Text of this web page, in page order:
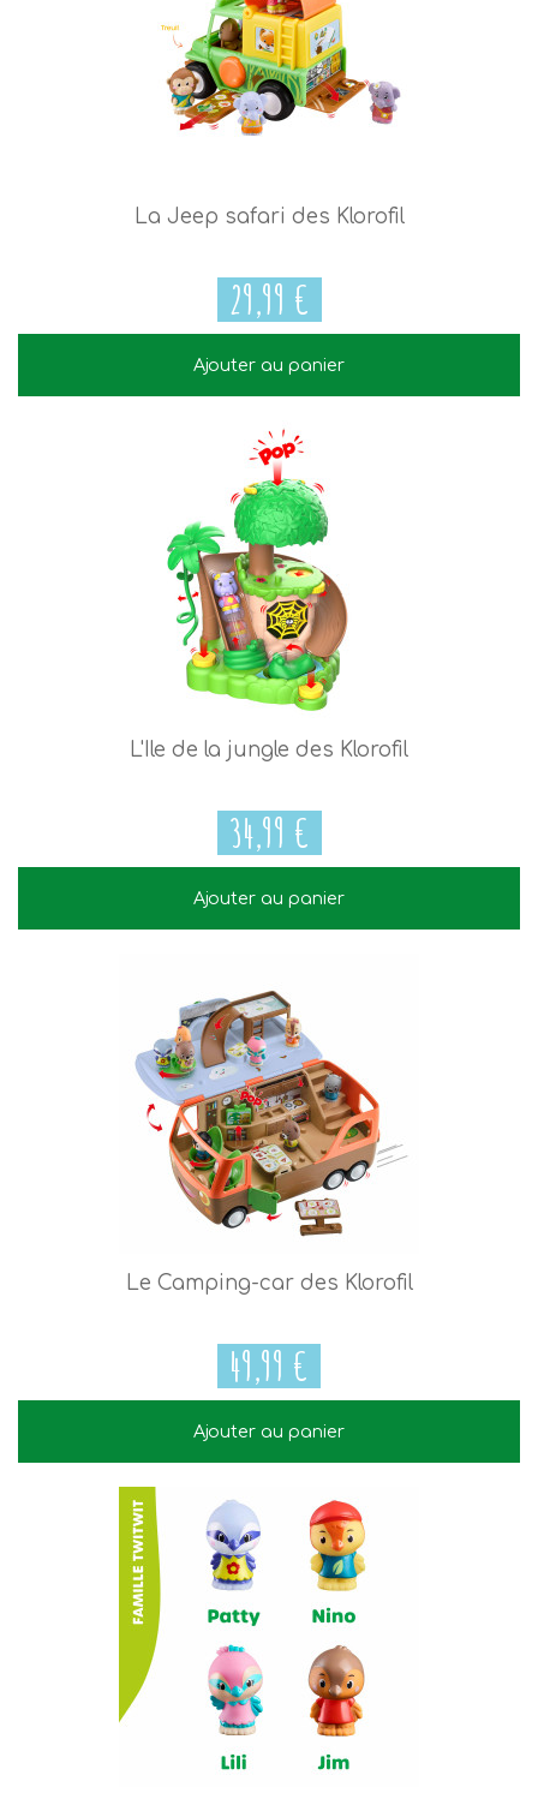
13,50 €
29,99 €
La Jeep safari des Klorofil
29,99 €
Ajouter au panier
34,99 €
L'Ile de la jungle des Klorofil
34,99 €
Ajouter au panier
49,99 €
Le Camping-car des Klorofil
49,99 €
Ajouter au panier